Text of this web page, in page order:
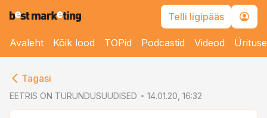
Telli ligipääs
Avaleht Kõik lood TOPid Podcastid Videod
Tagasi
EETRIS ON TURUNDUSUUDISED 14.01.20, 16:32